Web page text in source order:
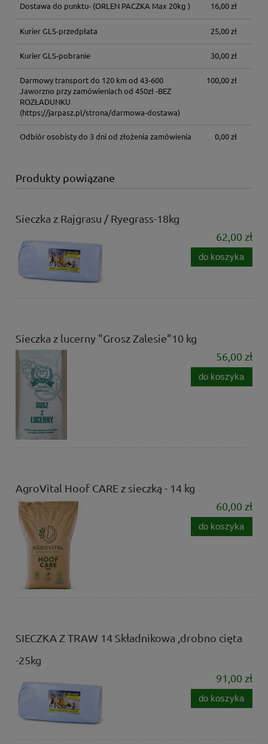
Dostawa do punktu-(ORLEN PACZKA Max 20kg ) 16,00 zł
Kurier GLS-przedpłata 25,00 zł
Kurier GLS-pobranie 30,00 zł
Darmowy transport do 120 km od 43-600
Jaworzno przy zamówieniach od 450zł -BEZ
ROZŁADUNKU
(https://jarpasz.pl/strona/darmowa-dostawa)
100,00 zł
Odbiór osobisty do 3 dni od złożenia zamówienia 0,00 zł
Produkty powiązane
Sieczka z Rajgrasu / Ryegrass-18kg
62,00 zł
do koszyka
Sieczka z lucerny "Grosz Zalesie"10 kg
56,00 zł
do koszyka
AgroVital Hoof CARE z sieczką - 14 kg
60,00 zł
do koszyka
SIECZKA Z TRAW 14 Składnikowa ,drobno cięta
-25kg
91,00 zł
do koszyka